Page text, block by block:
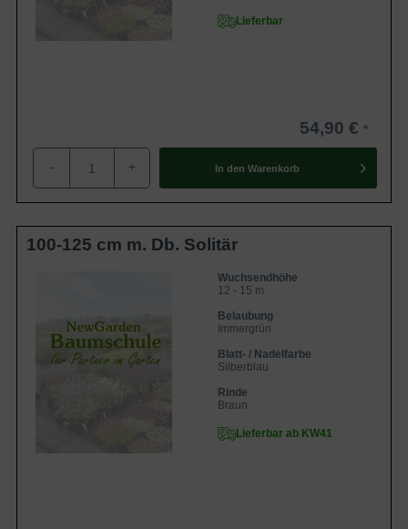
Lieferbar
54,90 €
- + In den Warenkorb
100-125 cm m. Db. Solitär
Wuchsendhöhe
12 - 15 m
Belaubung
Immergrün
Blatt- / Nadelfarbe
Silberblau
Rinde
Braun
Lieferbar ab KW41